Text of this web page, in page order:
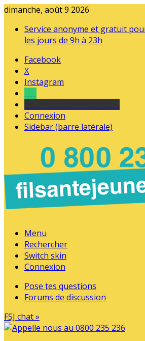
dimanche, août 9 2026
Service anonyme et gratuit
les jours de 9h à 23h
Facebook
X
Instagram
Connexion
Sidebar (barre latérale)
Menu
Rechercher
Switch skin
Connexion
Pose tes questions
Forums de discussion
FSJ chat »